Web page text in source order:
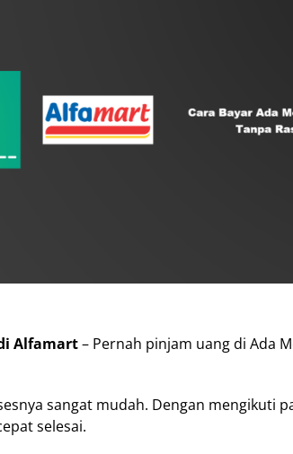
Alfamart– Pernah pinjam uang di Ada
sangat mudah. Dengan mengikuti
selesai.